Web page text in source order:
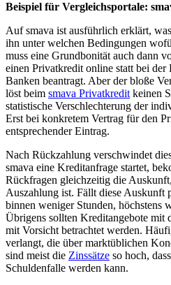
Beispiel für Vergleichsportale:
Auf smava ist ausführlich erklärt,
ihn unter welchen Bedingungen
muss eine Grundbonität auch dann
einen Privatkredit online statt bei der
Banken beantragt. Aber der bloße
löst beim smava Privatkreditkeinen
statistische Verschlechterung der
Erst bei konkretem Vertrag für den
entsprechender Eintrag.
Nach Rückzahlung verschwindet
smava eine Kreditanfrage startet,
Rückfragen gleichzeitig die
Auszahlung ist. Fällt diese Auskunft
binnen weniger Stunden, höchstens
Übrigens sollten Kreditangebote mit
mit Vorsicht betrachtet werden.
verlangt, die über marktüblichen
sind meist die Zinssätze so hoch,
Schuldenfalle werden kann.